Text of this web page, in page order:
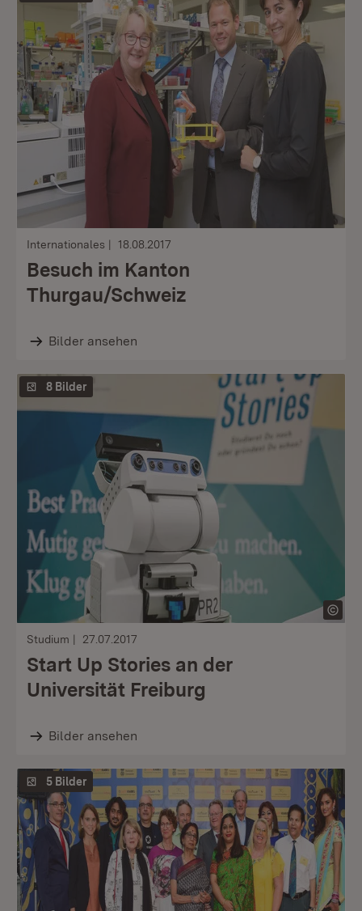
Internationales 18.08.2017
Besuch im Kanton
Thurgau/Schweiz
Bilder ansehen
8 Bilder
Studium 27.07.2017
Start Up Stories an der
Universität Freiburg
Bilder ansehen
5 Bilder